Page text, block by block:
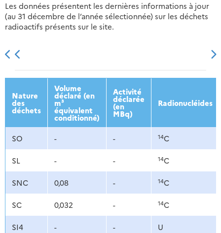
Les données présentent les dernières informations à jour
(au 31 décembre de l’année sélectionnée) sur les déchets
radioactifs présents sur le site.
2013 2014 2015 2016
Nature
des
déchets
Volume
déclaré (en
m³
équivalent
conditionné)
Activité
déclarée
(en
MBq)
Radionucléides
SO - - 14C
SL - - 14C
SNC 0,08 - 14C
SC 0,032 - 14C
SI4 - - U